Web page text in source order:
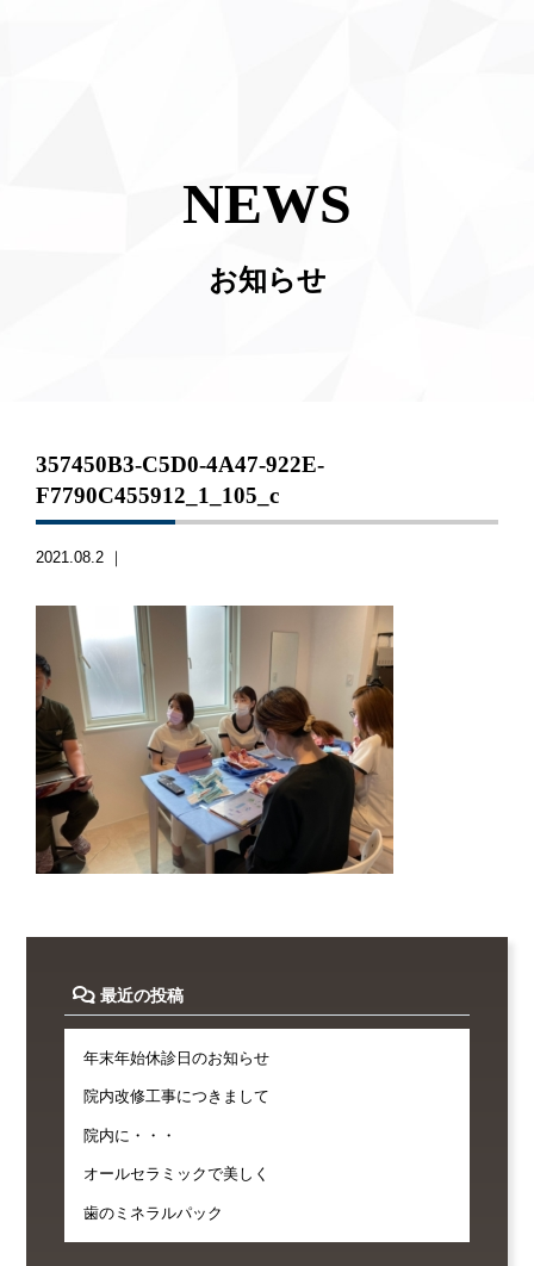
NEWS
お知らせ
357450B3-C5D0-4A47-922E-
F7790C455912_1_105_c
2021.08.2 ｜
最近の投稿
年末年始休診日のお知らせ
院内改修工事につきまして
院内に・・・
オールセラミックで美しく
歯のミネラルパック